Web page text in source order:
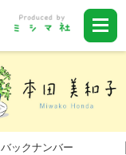
バックナンバー